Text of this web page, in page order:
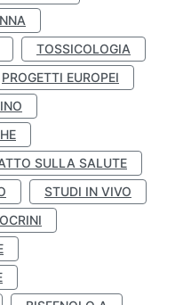
TOSSICOLOGIA
PROGETTI EUROPEI
SULLA SALUTE
STUDI IN VIVO